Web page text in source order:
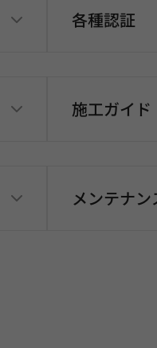
各種認証
施工ガイド
メンテナン